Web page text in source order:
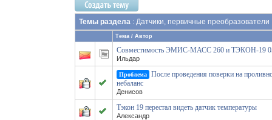
Темы раздела : Датчики, первичные преобразователи
Тема / Автор
Совместимость ЭМИС‑МАСС 260 и ТЭКОН‑19
Ильдар
Проблема
После проведения поверки на
небаланс
Денисов
Тэкон 19 перестал видеть датчик температуры
Александр